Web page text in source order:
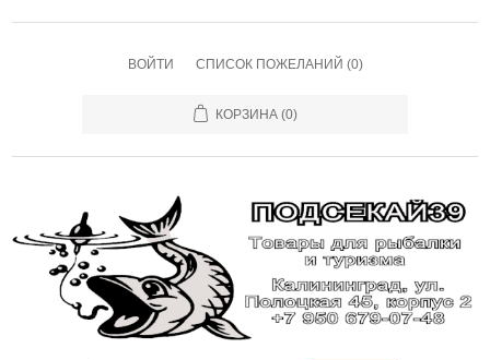
ВОЙТИ СПИСОК ПОЖЕЛАНИЙ (0)
КОРЗИНА (0)